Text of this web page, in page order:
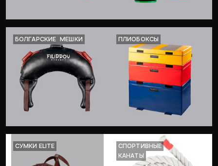
БОЛГАРСКИЕ МЕШКИ ПЛИОБОКСЫ
СУМКИ ELITE
СПОРТИВНЫЕ
КАНАТЫ